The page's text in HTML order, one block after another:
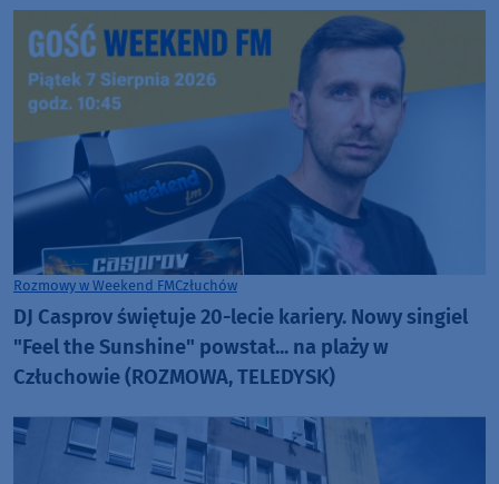
Rozmowy w Weekend FMCzłuchów
DJ Casprov świętuje 20-lecie kariery. Nowy singiel
"Feel the Sunshine" powstał... na plaży w
Człuchowie (ROZMOWA, TELEDYSK)